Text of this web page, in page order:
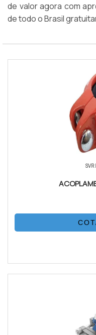
de valor agora com
de todo o Brasil